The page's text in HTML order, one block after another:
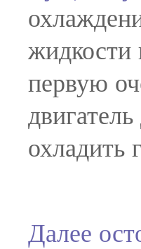
жидкости
первую
охладить
Далее